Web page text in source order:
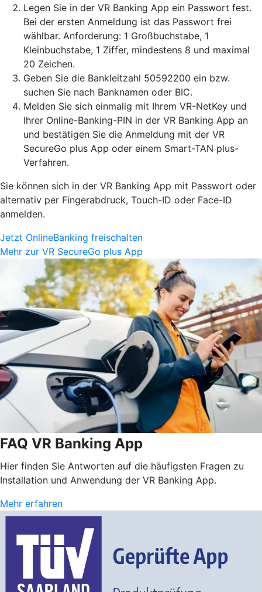
Legen Sie in der VR Banking App ein Passwort fest.
Bei der ersten Anmeldung ist das Passwort frei
wählbar. Anforderung: 1 Großbuchstabe, 1
Kleinbuchstabe, 1 Ziffer, mindestens 8 und maximal
20 Zeichen.
Geben Sie die Bankleitzahl 50592200 ein bzw.
suchen Sie nach Banknamen oder BIC.
Melden Sie sich einmalig mit Ihrem VR-NetKey und
Ihrer Online-Banking-PIN in der VR Banking App an
und bestätigen Sie die Anmeldung mit der VR
SecureGo plus App oder einem Smart-TAN plus-
Verfahren.
Sie können sich in der VR Banking App mit Passwort oder
alternativ per Fingerabdruck, Touch-ID oder Face-ID
anmelden.
Jetzt OnlineBanking freischalten
Mehr zur VR SecureGo plus App
FAQ VR Banking App
Hier finden Sie Antworten auf die häufigsten Fragen zu
Installation und Anwendung der VR Banking App.
Mehr erfahren